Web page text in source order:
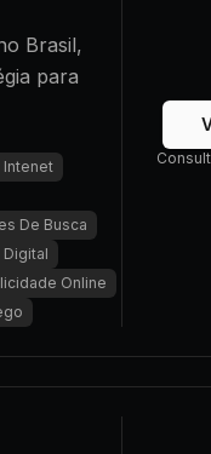
Brasil,
para
Intenet
De Busca
Online